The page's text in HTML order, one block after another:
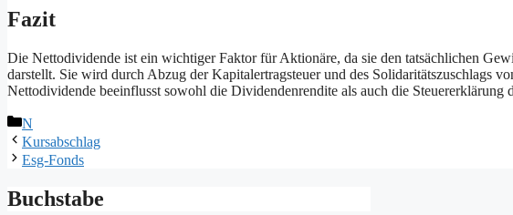
Fazit
Die Nettodividende ist ein wichtiger Faktor für Aktionäre, da sie den tatsächlichen
darstellt. Sie wird durch Abzug der Kapitalertragsteuer und des Solidaritätszuschlags
Nettodividende beeinflusst sowohl die Dividendenrendite als auch die Steuererklärung
Kategorien
N
Kursabschlag
Esg-Fonds
Buchstabe